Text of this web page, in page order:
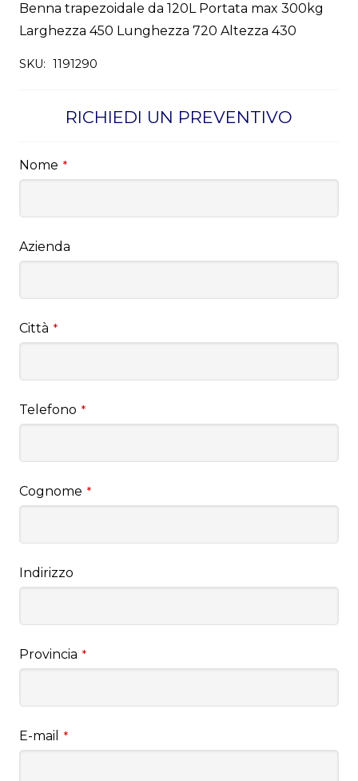
Benna trapezoidale da 120L Portata max 300kg
Larghezza 450 Lunghezza 720 Altezza 430
SKU: 1191290
RICHIEDI UN PREVENTIVO
Nome *
Azienda
Città *
Telefono *
Cognome *
Indirizzo
Provincia *
E-mail *